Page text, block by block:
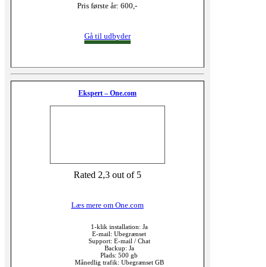
Pris første år: 600,-
Gå til udbyder
Ekspert – One.com
Rated 2,3 out of 5
Læs mere om One.com
1-klik installation: Ja
E-mail: Ubegrænset
Support: E-mail / Chat
Backup: Ja
Plads: 500 gb
Månedlig trafik: Ubegrænset GB